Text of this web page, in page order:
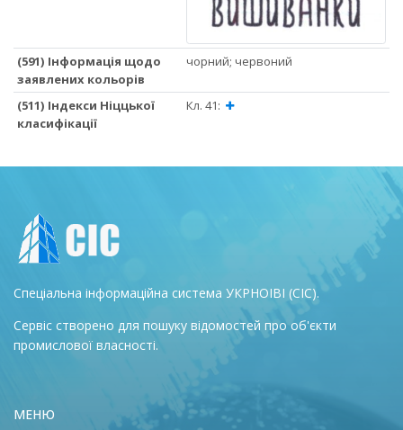
(591) Інформація щодо
заявлених кольорів
чорний; червоний
(511) Індекси Ніццької
класифікації
Кл. 41:
Спеціальна інформаційна система УКРНОІВІ (СІС).
Сервіс створено для пошуку відомостей про об'єкти
промислової власності.
МЕНЮ